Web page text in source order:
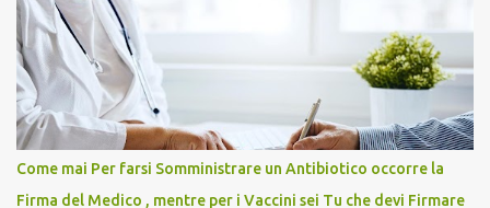
Come mai Per farsi Somministrare un Antibiotico occorre la
Firma del Medico , mentre per i Vaccini sei Tu che devi Firmare